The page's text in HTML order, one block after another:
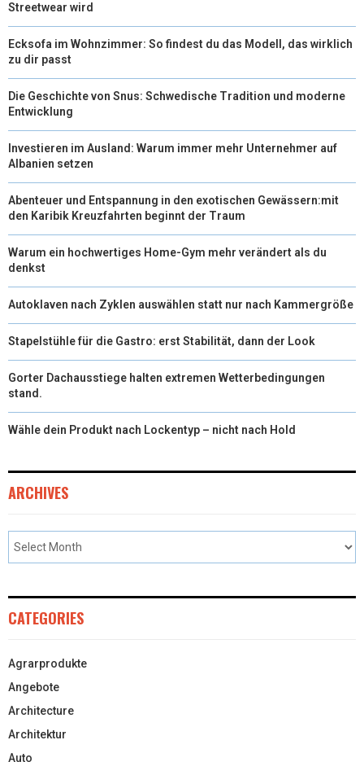
Streetwear wird
Ecksofa im Wohnzimmer: So findest du das Modell, das wirklich
zu dir passt
Die Geschichte von Snus: Schwedische Tradition und moderne
Entwicklung
Investieren im Ausland: Warum immer mehr Unternehmer auf
Albanien setzen
Abenteuer und Entspannung in den exotischen Gewässern:mit
den Karibik Kreuzfahrten beginnt der Traum
Warum ein hochwertiges Home-Gym mehr verändert als du
denkst
Autoklaven nach Zyklen auswählen statt nur nach Kammergröße
Stapelstühle für die Gastro: erst Stabilität, dann der Look
Gorter Dachausstiege halten extremen Wetterbedingungen
stand.
Wähle dein Produkt nach Lockentyp – nicht nach Hold
ARCHIVES
CATEGORIES
Agrarprodukte
Angebote
Architecture
Architektur
Auto